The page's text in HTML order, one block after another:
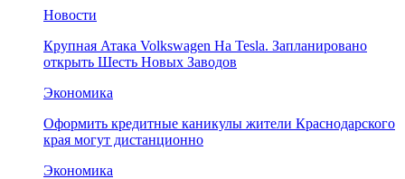
Новости
Крупная Атака Volkswagen На Tesla. Запланировано
открыть Шесть Новых Заводов
Экономика
Оформить кредитные каникулы жители Краснодарского
края могут дистанционно
Экономика